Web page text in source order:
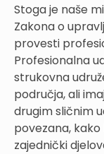
Stoga je naše
Zakona o
provesti
Profesionalna
strukovna
područja, ali
drugim sličnim
povezana,
zajednički